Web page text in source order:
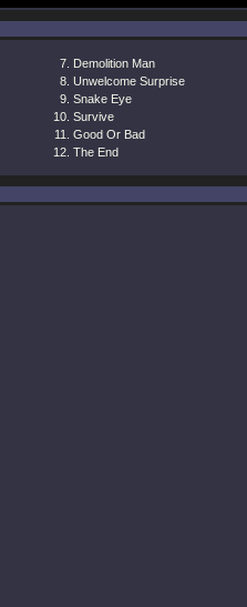
Demolition Man
Unwelcome Surprise
Snake Eye
Survive
Good Or Bad
The End